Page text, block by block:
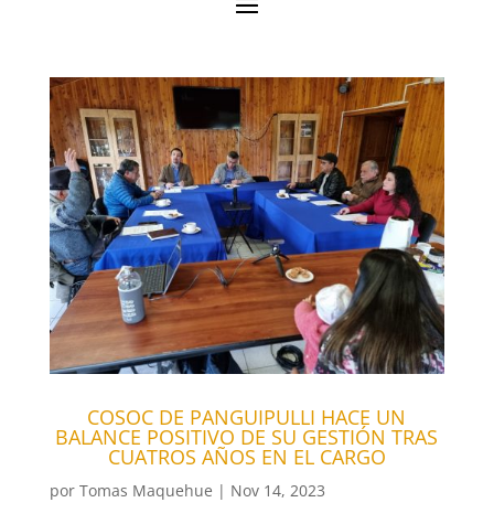
COSOC DE PANGUIPULLI HACE UN
BALANCE POSITIVO DE SU GESTIÓN TRAS
CUATROS AÑOS EN EL CARGO
por Tomas Maquehue | Nov 14, 2023